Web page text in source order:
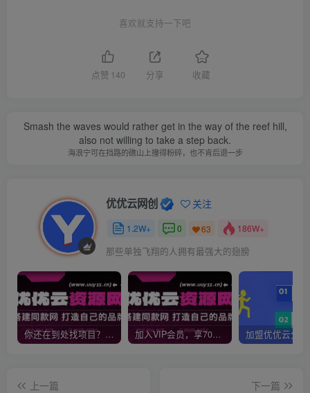
喜欢就支持一下吧
点赞 140 分享 收藏
Smash the waves would rather get in the way of the reef hill,
also not willing to take a step back.
海浪宁可在挡路的礁山上撞得粉碎，也不肯后退一步
优优云网创 关注
1.2W+ 0 63 186W+
那些单独飞翔的人拥有最强大的翅膀
你还在到处找项目？还在当韭菜？我靠网创资源站一个月收入5万+，曾经我也是个失败者。 加入VIP会员，享70%的推广提成，免费学习多种网上创业课程，菜鸟秒变大神！
上一篇
下一篇